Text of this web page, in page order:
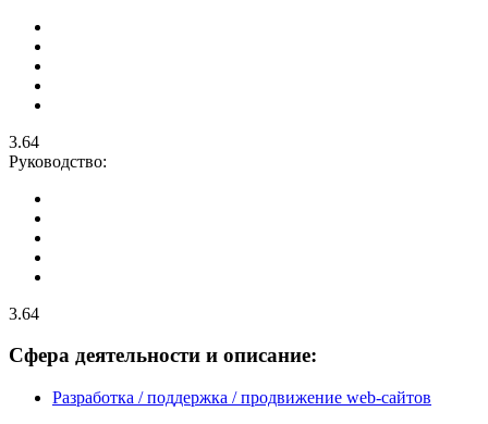
3.64
Руководство:
3.64
Сфера деятельности и описание:
Разработка / поддержка / продвижение web-сайтов